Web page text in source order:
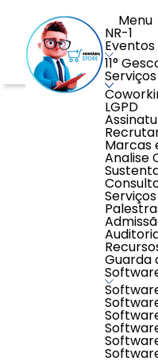
Menu
NR-1
Eventos
11°
Serviços
LGPD
Marcas
Analise
Guarda
Home > Educação >